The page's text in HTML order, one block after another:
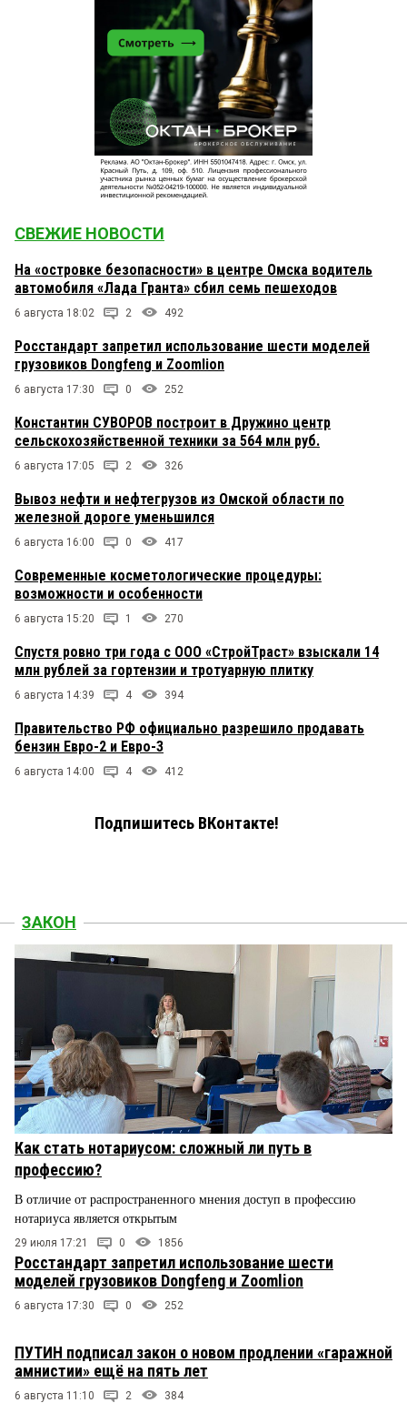
СВЕЖИЕ НОВОСТИ
На «островке безопасности» в центре Омска водитель
автомобиля «Лада Гранта» сбил семь пешеходов
6 августа 18:02 2 492
Росстандарт запретил использование шести моделей
грузовиков Dongfeng и Zoomlion
6 августа 17:30 0 252
Константин СУВОРОВ построит в Дружино центр
сельскохозяйственной техники за 564 млн руб.
6 августа 17:05 2 326
Вывоз нефти и нефтегрузов из Омской области по
железной дороге уменьшился
6 августа 16:00 0 417
Современные косметологические процедуры:
возможности и особенности
6 августа 15:20 1 270
Спустя ровно три года с ООО «СтройТраст» взыскали 14
млн рублей за гортензии и тротуарную плитку
6 августа 14:39 4 394
Правительство РФ официально разрешило продавать
бензин Евро-2 и Евро-3
6 августа 14:00 4 412
Подпишитесь ВКонтакте!
ЗАКОН
Как стать нотариусом: сложный ли путь в
профессию?
В отличие от распространенного мнения доступ в профессию
нотариуса является открытым
29 июля 17:21 0 1856
Росстандарт запретил использование шести
моделей грузовиков Dongfeng и Zoomlion
6 августа 17:30 0 252
ПУТИН подписал закон о новом продлении «гаражной
амнистии» ещё на пять лет
6 августа 11:10 2 384